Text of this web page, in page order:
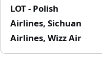
LOT - Polish
Airlines, Sichuan
Airlines, Wizz Air